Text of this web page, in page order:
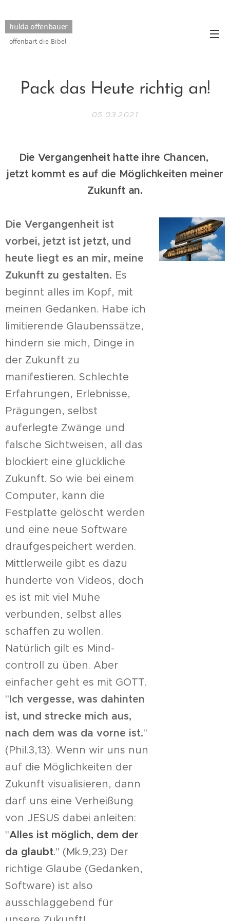
hulda offenbauer
offenbart die Bibel
Pack das Heute richtig an!
05.03.2021
Die Vergangenheit hatte ihre Chancen,
jetzt kommt es auf die Möglichkeiten meiner
Zukunft an.
Die Vergangenheit ist
vorbei, jetzt ist jetzt, und
heute liegt es an mir, meine
Zukunft zu gestalten. Es
beginnt alles im Kopf, mit
meinen Gedanken. Habe ich
limitierende Glaubenssätze,
hindern sie mich, Dinge in
der Zukunft zu
manifestieren. Schlechte
Erfahrungen, Erlebnisse,
Prägungen, selbst
auferlegte Zwänge und
falsche Sichtweisen, all das
blockiert eine glückliche
Zukunft. So wie bei einem
Computer, kann die
Festplatte gelöscht werden
und eine neue Software
draufgespeichert werden.
Mittlerweile gibt es dazu
hunderte von Videos, doch
es ist mit viel Mühe
verbunden, selbst alles
schaffen zu wollen.
Natürlich gilt es Mind-
controll zu üben. Aber
einfacher geht es mit GOTT.
"Ich vergesse, was dahinten
ist, und strecke mich aus,
nach dem was da vorne ist."
(Phil.3,13). Wenn wir uns nun
auf die Möglichkeiten der
Zukunft visualisieren, dann
darf uns eine Verheißung
von JESUS dabei anleiten:
"Alles ist möglich, dem der
da glaubt." (Mk.9,23) Der
richtige Glaube (Gedanken,
Software) ist also
ausschlaggebend für